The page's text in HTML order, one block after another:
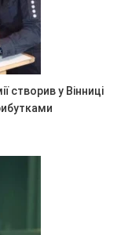
створив у Вінниці